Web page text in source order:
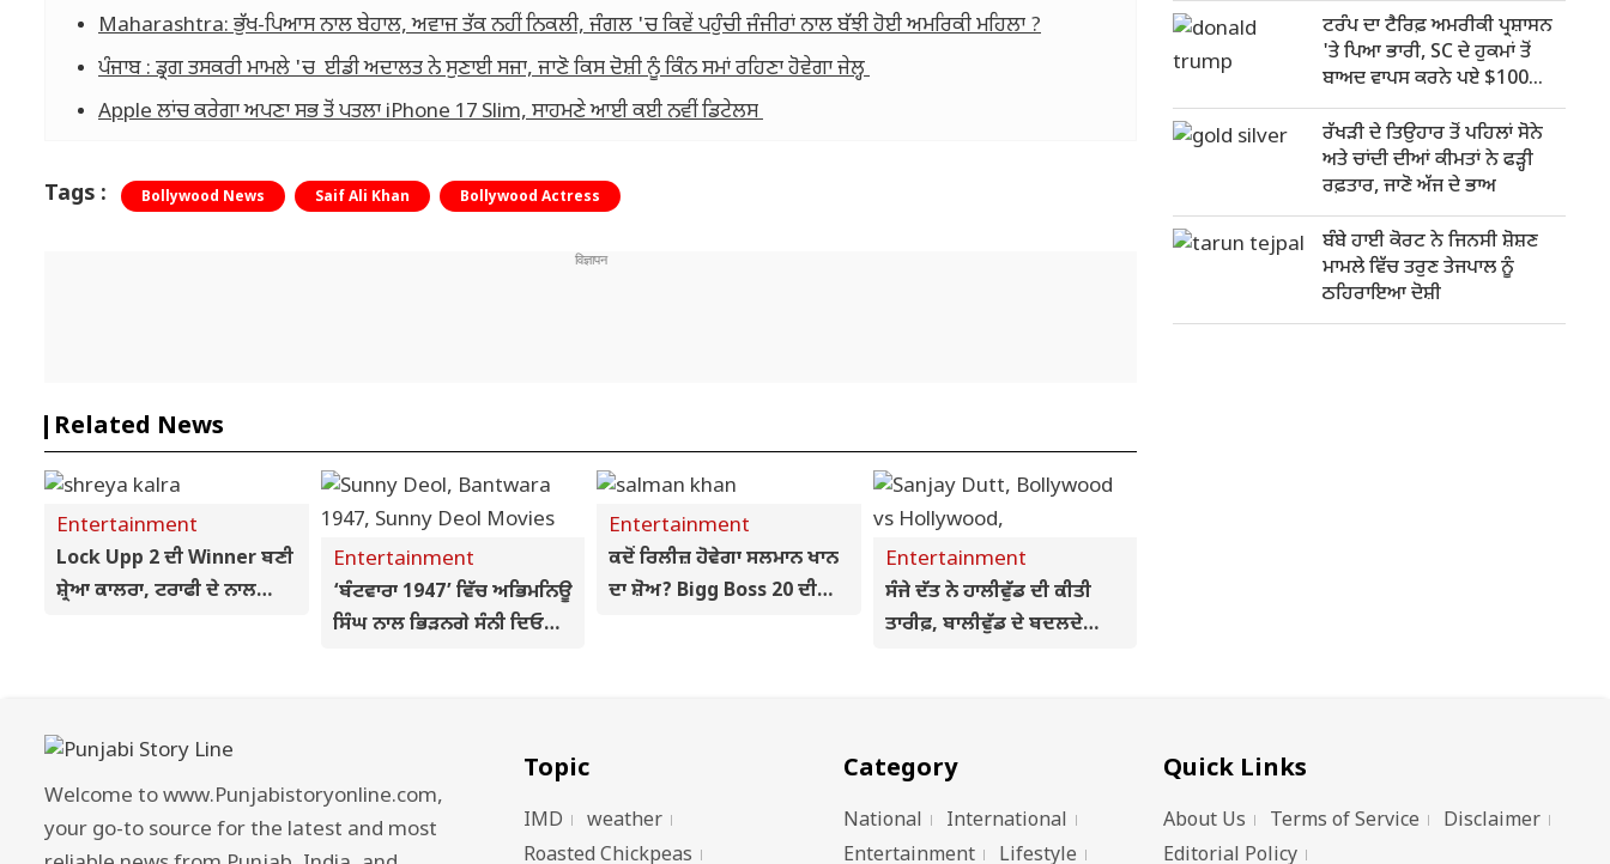
Maharashtra: ਭੁੱਖ-ਪਿਆਸ ਨਾਲ ਬੇਹਾਲ, ਅਵਾਜ ਤੱਕ ਨਹੀਂ ਨਿਕਲੀ, ਜੰਗਲ 'ਚ ਕਿਵੇਂ ਪਹੁੰਚੀ ਜੰਜੀਰਾਂ ਨਾਲ ਬੱਝੀ ਹੋਈ ਅਮਰਿਕੀ ਮਹਿਲਾ ?
ਪੰਜਾਬ : ਡ੍ਰਗ ਤਸਕਰੀ ਮਾਮਲੇ 'ਚ ਈਡੀ ਅਦਾਲਤ ਨੇ ਸੁਣਾਈ ਸਜਾ, ਜਾਣੋ ਕਿਸ ਦੋਸ਼ੀ ਨੂੰ ਕਿੰਨ ਸਮਾਂ ਰਹਿਣਾ ਹੋਵੇਗਾ ਜੇਲ੍ਹ
Apple ਲਾਂਚ ਕਰੇਗਾ ਅਪਣਾ ਸਭ ਤੋਂ ਪਤਲਾ iPhone 17 Slim, ਸਾਹਮਣੇ ਆਈ ਕਈ ਨਵੀਂ ਡਿਟੇਲਸ
Tags : Bollywood News Saif Ali Khan Bollywood Actress
Related News
Entertainment
Lock Upp 2 ਦੀ Winner ਬਣੀ
ਸ਼੍ਰੇਆ ਕਾਲਰਾ, ਟਰਾਫੀ ਦੇ ਨਾਲ
Entertainment
‘ਬੰਟਵਾਰਾ 1947’ ਵਿੱਚ ਅਭਿਮਨਿਊ
ਸਿੰਘ ਨਾਲ ਭਿੜਨਗੇ ਸੰਨੀ ਦਿਓਲ,
Entertainment
ਕਦੋਂ ਰਿਲੀਜ਼ ਹੋਵੇਗਾ ਸਲਮਾਨ ਖਾਨ
ਦਾ ਸ਼ੋਅ? Bigg Boss 20 ਦੀ
Entertainment
ਸੰਜੇ ਦੱਤ ਨੇ ਹਾਲੀਵੁੱਡ ਦੀ ਕੀਤੀ
ਤਾਰੀਫ਼, ਬਾਲੀਵੁੱਡ ਦੇ ਬਦਲਦੇ
ਟਰੰਪ ਦਾ ਟੈਰਿਫ਼ ਅਮਰੀਕੀ ਪ੍ਰਸ਼ਾਸਨ
'ਤੇ ਪਿਆ ਭਾਰੀ, SC ਦੇ ਹੁਕਮਾਂ ਤੋਂ
ਬਾਅਦ ਵਾਪਸ ਕਰਨੇ ਪਏ $100
ਅਰਬ
ਰੱਖੜੀ ਦੇ ਤਿਉਹਾਰ ਤੋਂ ਪਹਿਲਾਂ ਸੋਨੇ
ਅਤੇ ਚਾਂਦੀ ਦੀਆਂ ਕੀਮਤਾਂ ਨੇ ਫੜ੍ਹੀ
ਰਫ਼ਤਾਰ, ਜਾਣੋ ਅੱਜ ਦੇ ਭਾਅ
ਬੰਬੇ ਹਾਈ ਕੋਰਟ ਨੇ ਜਿਨਸੀ ਸ਼ੋਸ਼ਣ
ਮਾਮਲੇ ਵਿੱਚ ਤਰੁਣ ਤੇਜਪਾਲ ਨੂੰ
ਠਹਿਰਾਇਆ ਦੋਸ਼ੀ
Welcome to www.Punjabistoryonline.com,
your go-to source for the latest and most
Topic
IMD
weather
Roasted Chickpeas
Category
National
International
Entertainment
Lifestyle
Quick Links
About Us Terms of Service
Disclaimer
Editorial Policy